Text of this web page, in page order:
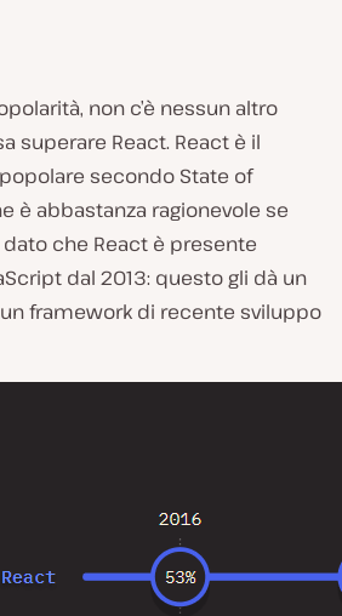
non c’è nessun altro
superare React. React è il
secondo State of
è abbastanza ragionevole se
dato che React è presente
dal 2013: questo gli dà un
framework di recente sviluppo